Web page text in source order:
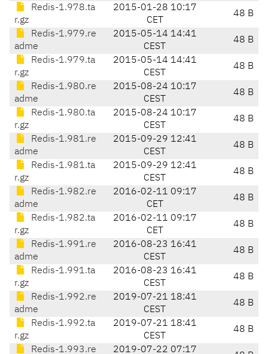
Redis-1.978.ta
r.gz
2015-01-28 10:17
CET
48 B
Redis-1.979.re
adme
2015-05-14 14:41
CEST
48 B
Redis-1.979.ta
r.gz
2015-05-14 14:41
CEST
48 B
Redis-1.980.re
adme
2015-08-24 10:17
CEST
48 B
Redis-1.980.ta
r.gz
2015-08-24 10:17
CEST
48 B
Redis-1.981.re
adme
2015-09-29 12:41
CEST
48 B
Redis-1.981.ta
r.gz
2015-09-29 12:41
CEST
48 B
Redis-1.982.re
adme
2016-02-11 09:17
CET
48 B
Redis-1.982.ta
r.gz
2016-02-11 09:17
CET
48 B
Redis-1.991.re
adme
2016-08-23 16:41
CEST
48 B
Redis-1.991.ta
r.gz
2016-08-23 16:41
CEST
48 B
Redis-1.992.re
adme
2019-07-21 18:41
CEST
48 B
Redis-1.992.ta
r.gz
2019-07-21 18:41
CEST
48 B
Redis-1.993.re 2019-07-22 07:17